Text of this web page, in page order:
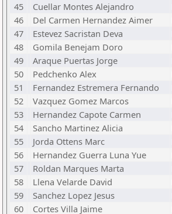
45
Cuellar Montes Alejandro
46
Del Carmen Hernandez Aimer
47
Estevez Sacristan Deva
48
Gomila Benejam Doro
49
Araque Puertas Jorge
50
Pedchenko Alex
51
Fernandez Estremera Fernando
52
Vazquez Gomez Marcos
53
Hernandez Capote Carmen
54
Sancho Martinez Alicia
55
Jorda Ottens Marc
56
Hernandez Guerra Luna Yue
57
Roldan Marques Marta
58
Llena Velarde David
59
Sanchez Lopez Jesus
60
Cortes Villa Jaime